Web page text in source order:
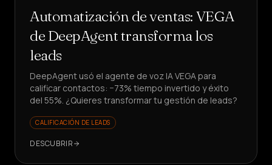
Automatización de ventas: VEGA
de DeepAgent transforma los
leads
DeepAgent usó el agente de voz IA VEGA para
calificar contactos: −73% tiempo invertido y éxito
del 55%. ¿Quieres transformar tu gestión de leads?
CALIFICACIÓN DE LEADS
DESCUBRIR